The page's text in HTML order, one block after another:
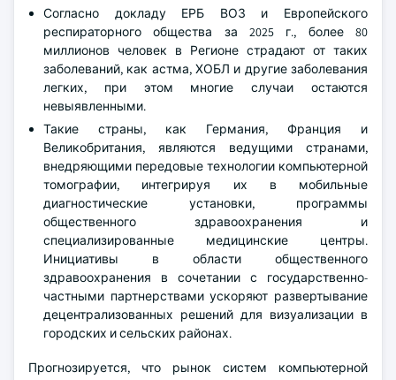
Согласно докладу ЕРБ ВОЗ и Европейского
респираторного общества за 2025 г., более 80
миллионов человек в Регионе страдают от таких
заболеваний, как астма, ХОБЛ и другие заболевания
легких, при этом многие случаи остаются
невыявленными.
Такие страны, как Германия, Франция и
Великобритания, являются ведущими странами,
внедряющими передовые технологии компьютерной
томографии, интегрируя их в мобильные
диагностические установки, программы
общественного здравоохранения и
специализированные медицинские центры.
Инициативы в области общественного
здравоохранения в сочетании с государственно-
частными партнерствами ускоряют развертывание
децентрализованных решений для визуализации в
городских и сельских районах.
Прогнозируется, что рынок систем компьютерной